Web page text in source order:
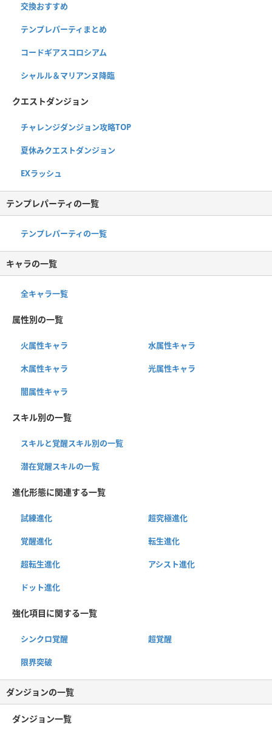
交換おすすめ
テンプレパーティまとめ
コードギアスコロシアム
シャルル＆マリアンヌ降臨
クエストダンジョン
チャレンジダンジョン攻略TOP
夏休みクエストダンジョン
EXラッシュ
テンプレパーティの一覧
テンプレパーティの一覧
キャラの一覧
全キャラ一覧
属性別の一覧
火属性キャラ 水属性キャラ
木属性キャラ 光属性キャラ
闇属性キャラ
スキル別の一覧
スキルと覚醒スキル別の一覧
潜在覚醒スキルの一覧
進化形態に関連する一覧
試練進化 超究極進化
覚醒進化 転生進化
超転生進化 アシスト進化
ドット進化
強化項目に関する一覧
シンクロ覚醒 超覚醒
限界突破
ダンジョンの一覧
ダンジョン一覧